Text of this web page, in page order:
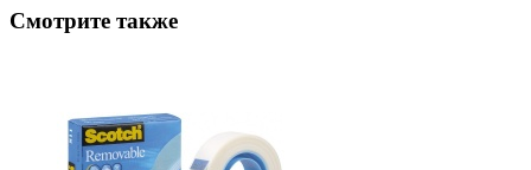
Смотрите также